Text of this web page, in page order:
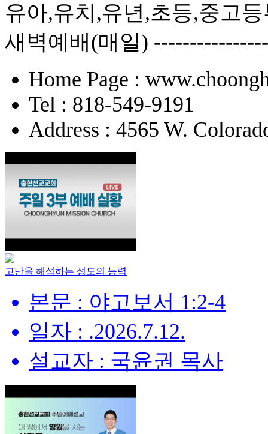
유아,유치,유년,초등,중고
새벽예배(매일)
Home Page :
Tel : 818-549-9191
Address : 4565 W.
고난을 해석하는 성도의 능력
본문 : 야고보서 1:2-4
일자 : .2026.7.12.
설교자 : 국윤권 목사